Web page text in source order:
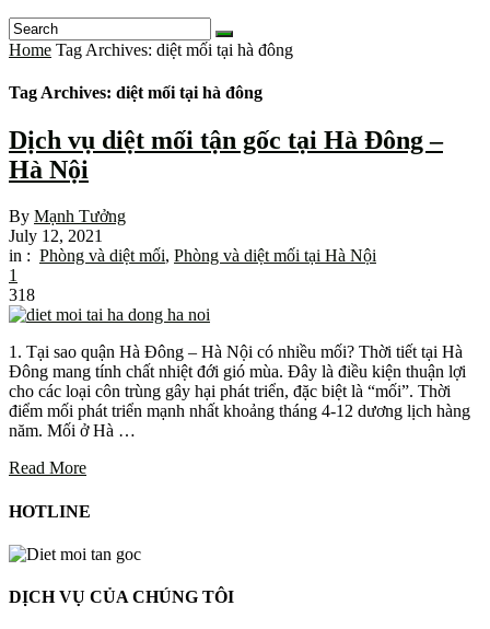
Home Tag Archives: diệt mối tại hà đông
Tag Archives: diệt mối tại hà đông
Dịch vụ diệt mối tận gốc tại Hà Đông –
Hà Nội
By Mạnh Tưởng
July 12, 2021
in : Phòng và diệt mối, Phòng và diệt mối tại Hà Nội
1
318
1. Tại sao quận Hà Đông – Hà Nội có nhiều mối? Thời tiết tại Hà
Đông mang tính chất nhiệt đới gió mùa. Đây là điều kiện thuận lợi
cho các loại côn trùng gây hại phát triển, đặc biệt là “mối”. Thời
điểm mối phát triển mạnh nhất khoảng tháng 4-12 dương lịch hàng
năm. Mối ở Hà …
Read More
HOTLINE
DỊCH VỤ CỦA CHÚNG TÔI